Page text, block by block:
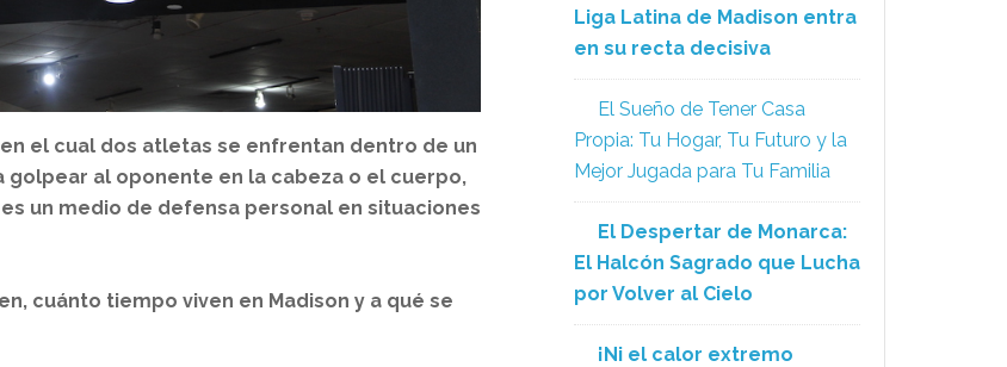
el cual dos atletas se enfrentan dentro de un
al oponente en la cabeza o el cuerpo,
un medio de defensa personal en situaciones
cuánto tiempo viven en Madison y a qué se
Liga Latina de Madison entra
en su recta decisiva
El Sueño de Tener Casa
Propia: Tu Hogar, Tu Futuro y la
Mejor Jugada para Tu Familia
El Despertar de Monarca:
El Halcón Sagrado que Lucha
por Volver al Cielo
¡Ni el calor extremo